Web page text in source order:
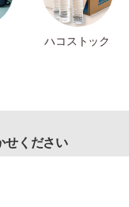
ハコストック
せください